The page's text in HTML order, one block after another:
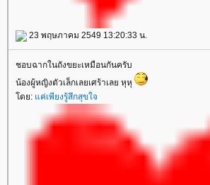
23 พฤษภาคม 2549 13:20:33 น.
ชอบฉากในถังขยะเหมือนกันครับ
น้องผู้หญิงตัวเล็กเลยเศร้าเลย หุหุ
ดย: ค่เพียงรู้สึกสุขใจ